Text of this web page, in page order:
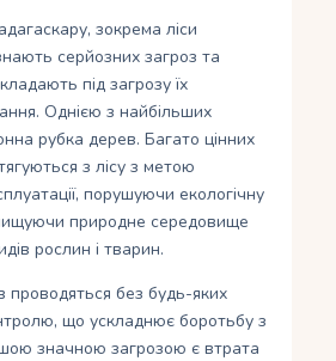
зокрема ліси
серйозних загроз та
під загрозу їх
Однією з найбільших
рубка дерев. Багато цінних
з лісу з метою
порушуючи екологічну
природне середовище
рослин і тварин.
проводяться без будь-яких
що ускладнює боротьбу з
значною загрозою є втрата